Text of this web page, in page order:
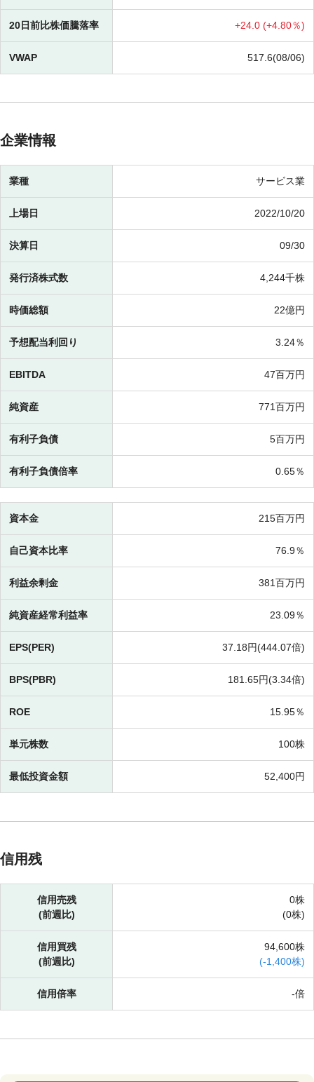
20日前比株価騰落率 +24.0 (+4.80％)
VWAP 517.6(08/06)
企業情報
業種 サービス業
上場日 2022/10/20
決算日 09/30
発行済株式数 4,244千株
時価総額 22億円
予想配当利回り 3.24％
EBITDA 47百万円
純資産 771百万円
有利子負債 5百万円
有利子負債倍率 0.65％
資本金 215百万円
自己資本比率 76.9％
利益余剰金 381百万円
純資産経常利益率 23.09％
EPS(PER) 37.18円(444.07倍)
BPS(PBR) 181.65円(3.34倍)
ROE 15.95％
単元株数 100株
最低投資金額 52,400円
信用残
信用売残
(前週比)
0株
(0株)
信用買残
(前週比)
94,600株
(-1,400株)
信用倍率 -倍